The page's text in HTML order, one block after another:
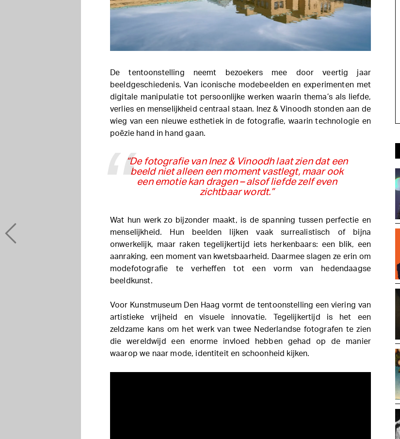
De tentoonstelling neemt bezoekers mee door veertig jaar
beeldgeschiedenis. Van iconische modebeelden en experimenten met
digitale manipulatie tot persoonlijke werken waarin thema’s als liefde,
verlies en menselijkheid centraal staan. Inez & Vinoodh stonden aan de
wieg van een nieuwe esthetiek in de fotografie, waarin technologie en
poëzie hand in hand gaan.
“De fotografie van Inez & Vinoodh laat zien dat een
beeld niet alleen een moment vastlegt, maar ook
een emotie kan dragen – alsof liefde zelf even
zichtbaar wordt.”
Wat hun werk zo bijzonder maakt, is de spanning tussen perfectie en
menselijkheid. Hun beelden lijken vaak surrealistisch of bijna
onwerkelijk, maar raken tegelijkertijd iets herkenbaars: een blik, een
aanraking, een moment van kwetsbaarheid. Daarmee slagen ze erin om
modefotografie te verheffen tot een vorm van hedendaagse
beeldkunst.
Voor Kunstmuseum Den Haag vormt de tentoonstelling een viering van
artistieke vrijheid en visuele innovatie. Tegelijkertijd is het een
zeldzame kans om het werk van twee Nederlandse fotografen te zien
die wereldwijd een enorme invloed hebben gehad op de manier
waarop we naar mode, identiteit en schoonheid kijken.